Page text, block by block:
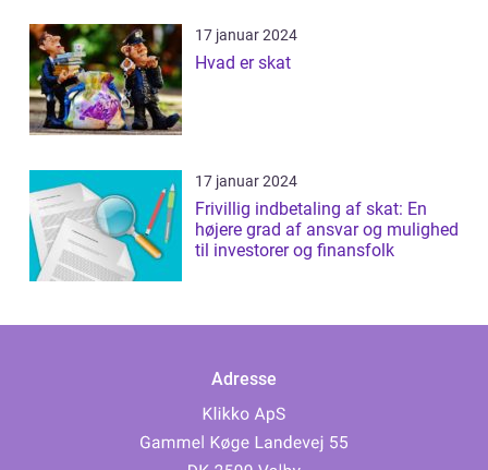
17 januar 2024
Hvad er skat
17 januar 2024
Frivillig indbetaling af skat: En
højere grad af ansvar og mulighed
til investorer og finansfolk
Adresse